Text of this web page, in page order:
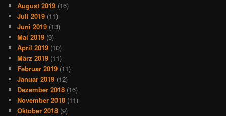
August 2019 (16)
Juli 2019 (11)
Juni 2019 (13)
Mai 2019 (9)
April 2019 (10)
März 2019 (11)
Februar 2019 (11)
Januar 2019 (12)
Dezember 2018 (16)
November 2018 (11)
Oktober 2018 (9)